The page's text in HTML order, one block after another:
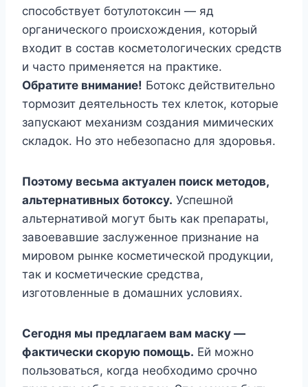
способствует ботулотоксин — яд
органического происхождения, который
входит в состав косметологических средств
и часто применяется на практике.
Обратите внимание! Ботокс действительно
тормозит деятельность тех клеток, которые
запускают механизм создания мимических
складок. Но это небезопасно для здоровья.
Поэтому весьма актуален поиск методов,
альтернативных ботоксу. Успешной
альтернативой могут быть как препараты,
завоевавшие заслуженное признание на
мировом рынке косметической продукции,
так и косметические средства,
изготовленные в домашних условиях.
Сегодня мы предлагаем вам маску —
фактически скорую помощь. Ей можно
пользоваться, когда необходимо срочно